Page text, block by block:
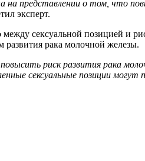
на представлении о том, что
эксперт.
сексуальной позицией и
рака молочной железы.
риск развития рака
сексуальные позиции